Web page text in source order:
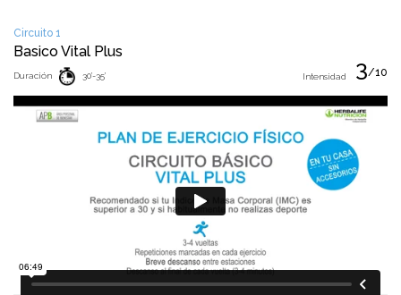
Circuito 1
Basico Vital Plus
Duración 30'-35' 3/10
Intensidad